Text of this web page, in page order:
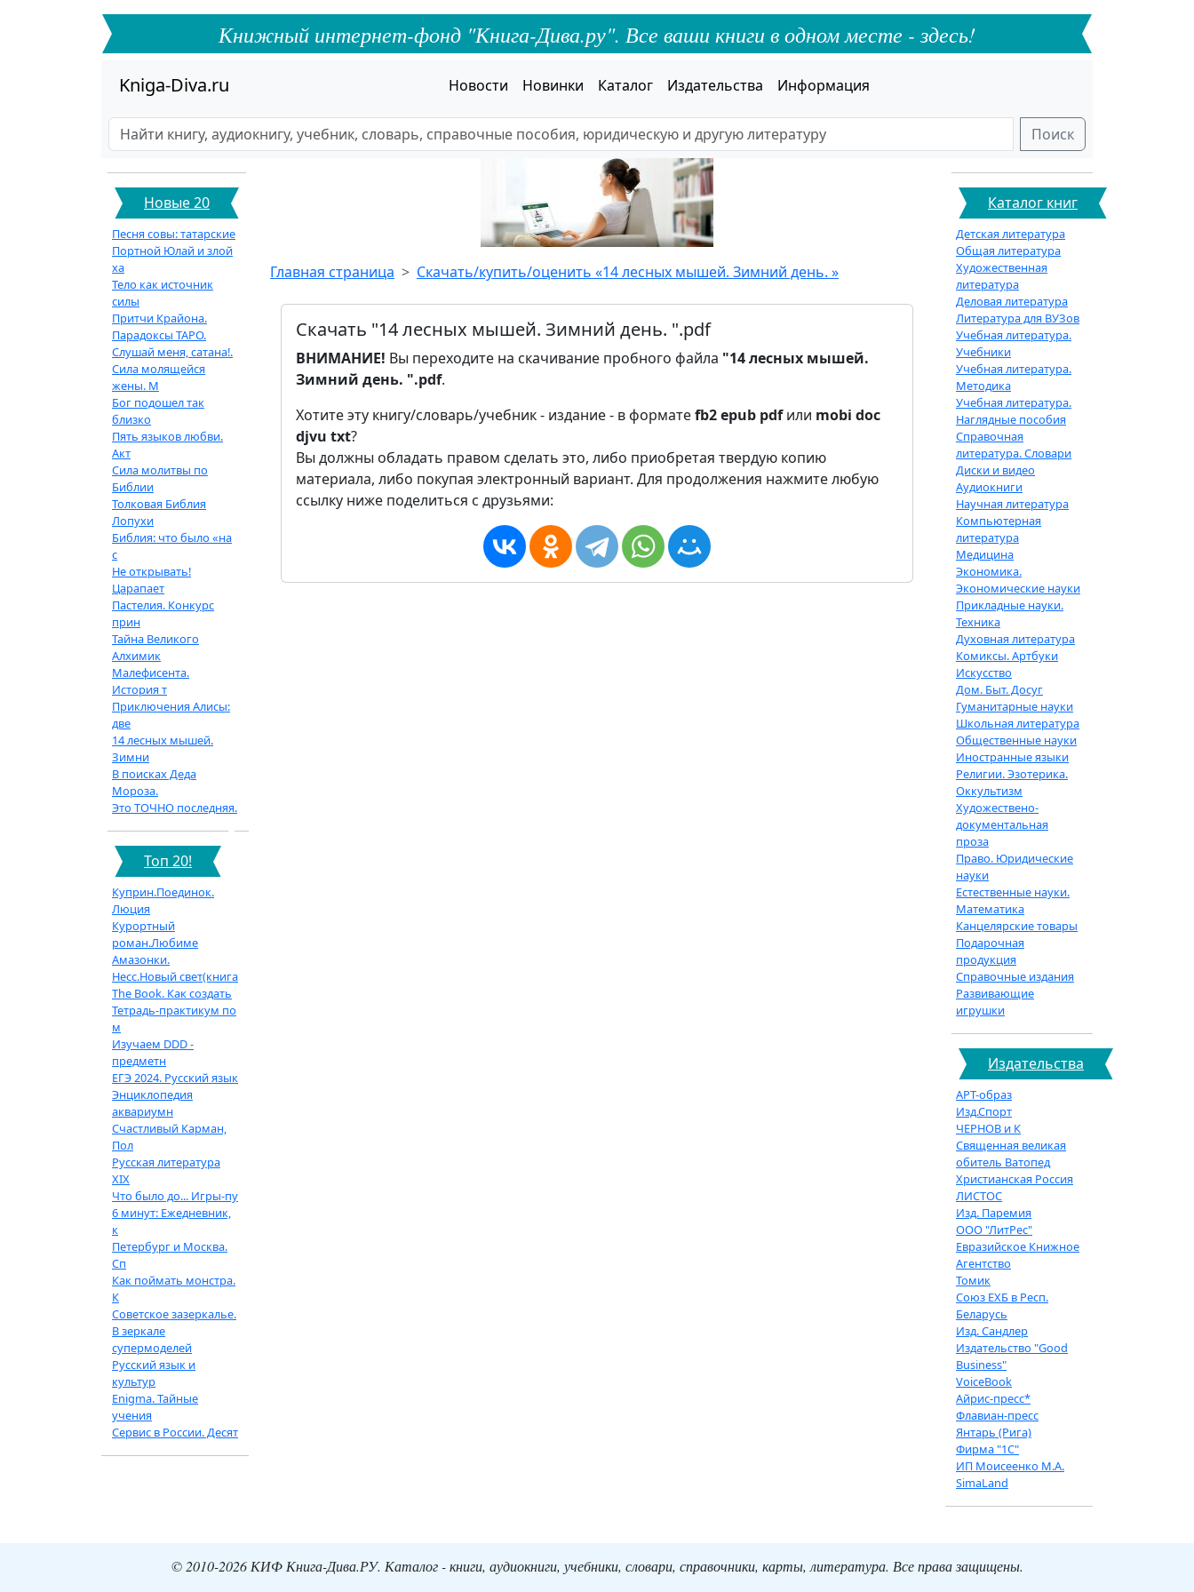
Книжный интернет-фонд "Книга-Дива.ру". Все ваши книги в одном месте - здесь!
Kniga-Diva.ru Новости Новинки Каталог Издательства Информация
Поиск
Новые 20
Песня совы: татарские
Портной Юлай и злой
ха
Тело как источник
силы
Притчи Крайона.
Парадоксы ТАРО.
Слушай меня, сатана!.
Сила молящейся
жены. М
Бог подошел так
близко
Пять языков любви.
Акт
Сила молитвы по
Библии
Толковая Библия
Лопухи
Библия: что было «на
с
Не открывать!
Царапает
Пастелия. Конкурс
прин
Тайна Великого
Алхимик
Малефисента.
История т
Приключения Алисы:
две
14 лесных мышей.
Зимни
В поисках Деда
Мороза.
Это ТОЧНО последняя.
Топ 20!
Куприн.Поединок.
Люция
Курортный
роман.Любиме
Амазонки.
Несс.Новый свет(книга
The Book. Как создать
Тетрадь-практикум по
м
Изучаем DDD -
предметн
ЕГЭ 2024. Русский язык
Энциклопедия
аквариумн
Счастливый Карман,
Пол
Русская литература
XIX
Что было до... Игры-пу
6 минут: Ежедневник,
к
Петербург и Москва.
Сп
Как поймать монстра.
К
Советское зазеркалье.
В зеркале
супермоделей
Русский язык и
культур
Enigma. Тайные
учения
Сервис в России. Десят
Главная страница Скачать/купить/оценить «14 лесных мышей. Зимний день. »
Скачать "14 лесных мышей. Зимний день. ".pdf
ВНИМАНИЕ! Вы переходите на скачивание пробного файла "14 лесных мышей.
Зимний день. ".pdf.
Хотите эту книгу/словарь/учебник - издание - в форматеfb2epub pdfили mobi doc
djvu txt?
Вы должны обладать правом сделать это, либо приобретая твердую копию
материала, либо покупая электронный вариант. Для продолжения нажмите любую
ссылку ниже поделиться с друзьями:
Каталог книг
Детская литература
Общая литература
Художественная
литература
Деловая литература
Литература для ВУЗов
Учебная литература.
Учебники
Учебная литература.
Методика
Учебная литература.
Наглядные пособия
Справочная
литература. Словари
Диски и видео
Аудиокниги
Научная литература
Компьютерная
литература
Медицина
Экономика.
Экономические науки
Прикладные науки.
Техника
Духовная литература
Комиксы. Артбуки
Искусство
Дом. Быт. Досуг
Гуманитарные науки
Школьная литература
Общественные науки
Иностранные языки
Религии. Эзотерика.
Оккультизм
Художествено-
документальная
проза
Право. Юридические
науки
Естественные науки.
Математика
Канцелярские товары
Подарочная
продукция
Справочные издания
Развивающие
игрушки
Издательства
АРТ-образ
Изд.Спорт
ЧЕРНОВ и К
Священная великая
обитель Ватопед
Христианская Россия
ЛИСТОС
Изд. Паремия
ООО "ЛитРес"
Евразийское Книжное
Агентство
Томик
Союз ЕХБ в Респ.
Беларусь
Изд. Сандлер
Издательство "Good
Business"
VoiceBook
Айрис-пресс*
Флавиан-пресс
Янтарь (Рига)
Фирма "1С"
ИП Моисеенко М.А.
SimaLand
© 2010-2026 КИФ Книга-Дива.РУ. Каталог - книги, аудиокниги, учебники, словари, справочники, карты, литература. Все права защищены.